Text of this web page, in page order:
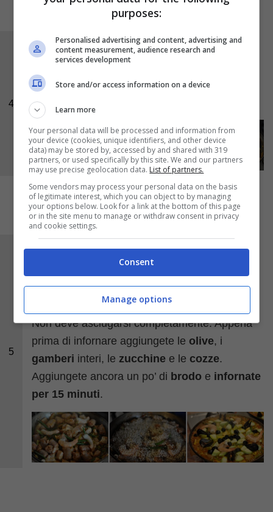
4
Proseguite con ifagiolinie ipisellie lasciateli
in cottura qualche minuto. Aggiungete la
salsicciae ilpolloe proseguite la cottura fino
a vederli dorati.
5
Ora mettete igamberie ilriso. Fatelo tostare
brodo, fino a coprire gli ingredienti.
Rimestatelo appena, poi lasciatelo riposare.
Non deve asciugarsi completamente. Appena
prima di infornare aggiungete le olive, i
gamberi interi, le zucchine e le cozze.
Aggiungete ancora un po’ di brodo e infornate
per 15 minuti.
purposes:
Personalised advertising and content, advertising and
content measurement, audience research and
services development
Store and/or access information on a device
Learn more
Your personal data will be processed and information from
your device (cookies, unique identifiers, and other device
data) may be stored by, accessed by and shared with 319
partners, or used specifically by this site. We and our partners
may use precise geolocation data. List of partners.
Some vendors may process your personal data on the basis
of legitimate interest, which you can object to by managing
your options below. Look for a link at the bottom of this page
or in the site menu to manage or withdraw consent in privacy
and cookie settings.
Consent
Manage options